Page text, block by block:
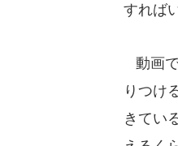
すれば
動画
りつけ
きてい